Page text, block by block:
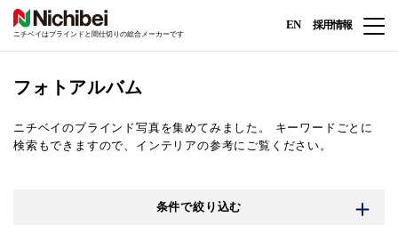
ニチベイはブラインドと間仕切りの総合メーカーです
EN 採用情報
フォトアルバム
ニチベイのブラインド写真を集めてみました。
キーワードごとに
検索もできますので、インテリアの参考にご覧ください。
条件で絞り込む